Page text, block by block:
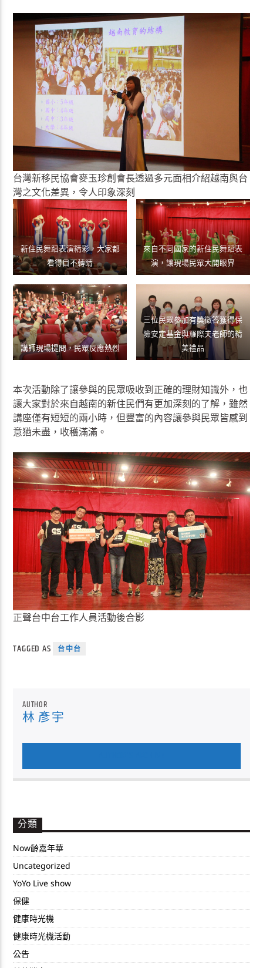
台灣新移民協會麥玉珍創會長透過多元面相介紹越南與台
灣之文化差異，令人印象深刻
新住民舞蹈表演精彩，大家都
看得目不轉睛
來自不同國家的新住民舞蹈表
演，讓現場民眾大開眼界
講師現場提問，民眾反應熱烈
三位民眾參加有獎徵答獲得保
險安定基金與羅際夫老師的精
美禮品
本次活動除了讓參與的民眾吸收到正確的理財知識外，也
讓大家對於來自越南的新住民們有更加深刻的了解，雖然
講座僅有短短的兩小時，但豐富的內容讓參與民眾皆感到
意猶未盡，收穫滿滿。
正聲台中台工作人員活動後合影
TAGGED AS 台中台
AUTHOR
林 彥宇
分類
Now齡嘉年華
Uncategorized
YoYo Live show
保健
健康時光機
健康時光機活動
公告